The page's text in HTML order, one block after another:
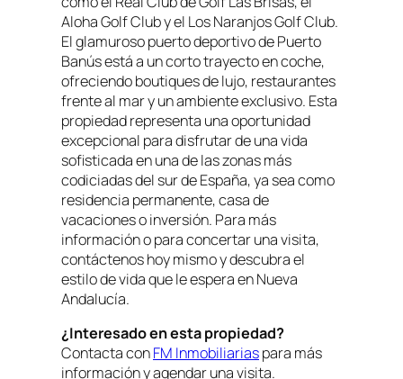
Aloha Golf Club y el Los Naranjos Golf Club.
El glamuroso puerto deportivo de Puerto
Banús está a un corto trayecto en coche,
ofreciendo boutiques de lujo, restaurantes
frente al mar y un ambiente exclusivo. Esta
propiedad representa una oportunidad
excepcional para disfrutar de una vida
sofisticada en una de las zonas más
codiciadas del sur de España, ya sea como
residencia permanente, casa de
vacaciones o inversión. Para más
información o para concertar una visita,
contáctenos hoy mismo y descubra el
estilo de vida que le espera en Nueva
Andalucía.
¿Interesado en esta propiedad?
Contacta conFM Inmobiliariaspara más
información y agendar una visita.